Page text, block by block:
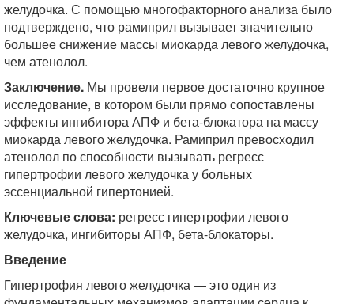
желудочка. С помощью многофакторного анализа было
подтверждено, что рамиприл вызывает значительно
большее снижение массы миокарда левого желудочка,
чем атенолол.
Заключение. Мы провели первое достаточно крупное
исследование, в котором были прямо сопоставлены
эффекты ингибитора АПФ и бета-блокатора на массу
миокарда левого желудочка. Рамиприл превосходил
атенолол по способности вызывать регресс
гипертрофии левого желудочка у больных
эссенциальной гипертонией.
Ключевые слова: регресс гипертрофии левого
желудочка, ингибиторы АПФ, бета-блокаторы.
Введение
Гипертрофия левого желудочка — это один из